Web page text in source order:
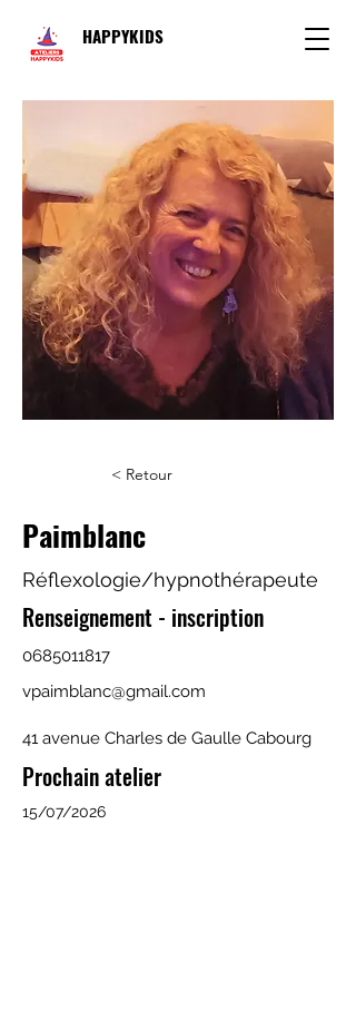
HAPPYKIDS
< Retour
Paimblanc
Réflexologie/hypnothérapeute
Renseignement - inscription
0685011817
vpaimblanc@gmail.com
41 avenue Charles de Gaulle Cabourg
Prochain atelier
15/07/2026